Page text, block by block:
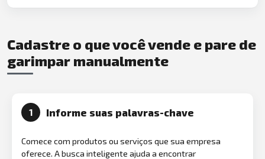
Cadastre o que você vende e pare de
garimpar manualmente
1 Informe suas palavras-chave
Comece com produtos ou serviços que sua empresa
oferece. A busca inteligente ajuda a encontrar